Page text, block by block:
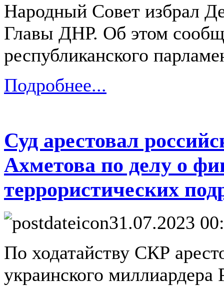
Народный Совет избрал
Главы ДНР. Об этом
республиканского
Подробнее...
Суд арестовал
Ахметова по делу о
террористических
31.07.2023
По ходатайству СКР
украинского